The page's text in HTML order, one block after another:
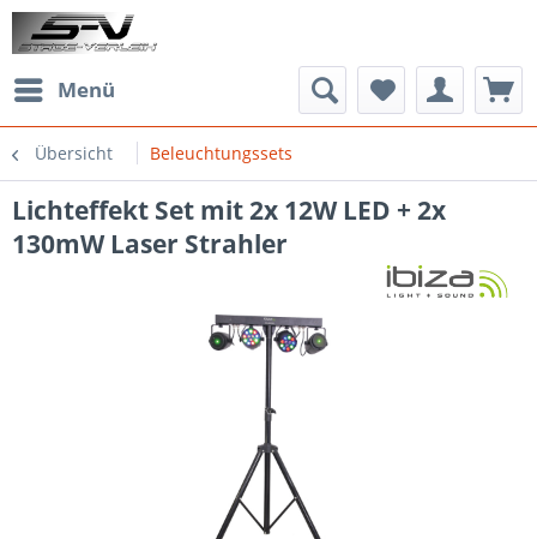
Menü
Übersicht Beleuchtungssets
Lichteffekt Set mit 2x 12W LED + 2x
130mW Laser Strahler